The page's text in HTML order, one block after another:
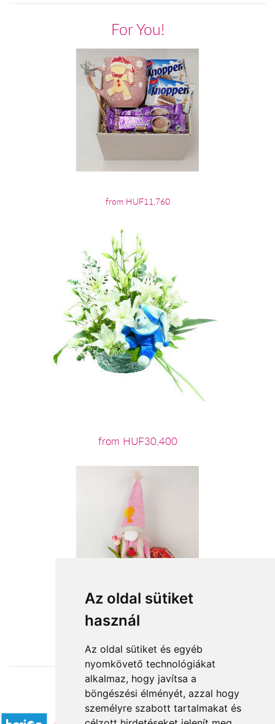
Az oldal sütiket
használ
Az oldal sütiket és egyéb
nyomkövető technológiákat
alkalmaz, hogy javítsa a
böngészési élményét, azzal hogy
személyre szabott tartalmakat és
For You!
from HUF11,760
from HUF30,400
from HUF13,200
Accepted payment methods